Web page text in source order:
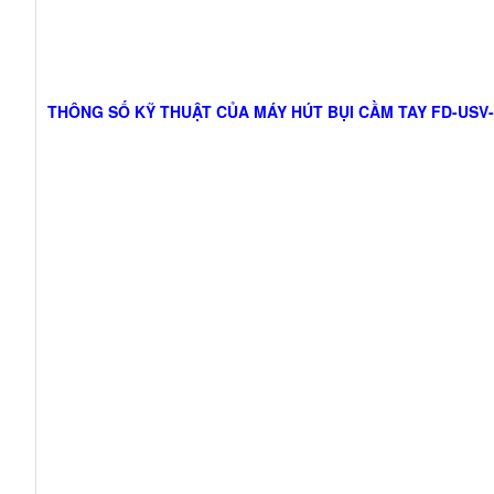
THÔNG SỐ KỸ THUẬT CỦA MÁY HÚT BỤI CẦM TAY FD-